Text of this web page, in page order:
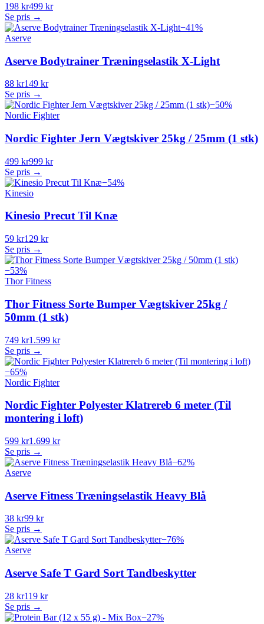
198 kr499 kr
Se pris →
−41%
Aserve
Aserve Bodytrainer Træningselastik X-Light
88 kr149 kr
Se pris →
−50%
Nordic Fighter
Nordic Fighter Jern Vægtskiver 25kg / 25mm (1 stk)
499 kr999 kr
Se pris →
−54%
Kinesio
Kinesio Precut Til Knæ
59 kr129 kr
Se pris →
−53%
Thor Fitness
Thor Fitness Sorte Bumper Vægtskiver 25kg /
50mm (1 stk)
749 kr1.599 kr
Se pris →
−65%
Nordic Fighter
Nordic Fighter Polyester Klatrereb 6 meter (Til
montering i loft)
599 kr1.699 kr
Se pris →
−62%
Aserve
Aserve Fitness Træningselastik Heavy Blå
38 kr99 kr
Se pris →
−76%
Aserve
Aserve Safe T Gard Sort Tandbeskytter
28 kr119 kr
Se pris →
−27%